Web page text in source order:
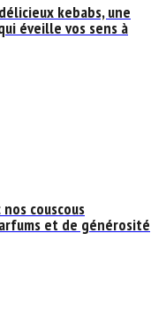
kebabs, une
éveille vos sens à
couscous
et de générosité